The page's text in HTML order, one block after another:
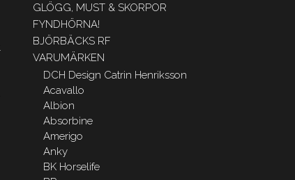
GLÖGG, MUST & SKORPOR
FYNDHÖRNA!
BJÖRBÄCKS RF
VARUMÄRKEN
DCH Design Catrin Henriksson
Acavallo
Albion
Absorbine
Amerigo
Anky
BK Horselife